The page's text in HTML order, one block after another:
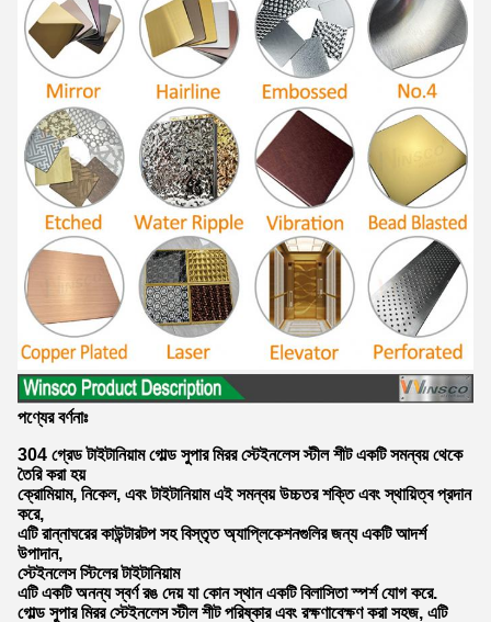
পণ্যের বর্ণনাঃ
304 গ্রেড টাইটানিয়াম গোল্ড সুপার মিরর স্টেইনলেস স্টীল শীট একটি সমন্বয় থেকে
তৈরি করা হয়
ক্রোমিয়াম, নিকেল, এবং টাইটানিয়াম এই সমন্বয় উচ্চতর শক্তি এবং স্থায়িত্ব প্রদান
করে,
এটি রান্নাঘরের কাউন্টারটপ সহ বিস্তৃত অ্যাপ্লিকেশনগুলির জন্য একটি আদর্শ
উপাদান,
স্টেইনলেস স্টিলের টাইটানিয়াম
এটি একটি অনন্য স্বর্ণ রঙ দেয় যা কোন স্থান একটি বিলাসিতা স্পর্শ যোগ করে.
গোল্ড সুপার মিরর স্টেইনলেস স্টীল শীট পরিষ্কার এবং রক্ষণাবেক্ষণ করা সহজ, এটি